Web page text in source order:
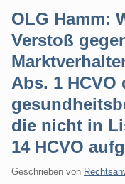
OLG Hamm:
Verstoß
Abs. 1
die nicht in
14 HCVO
Geschrieben von